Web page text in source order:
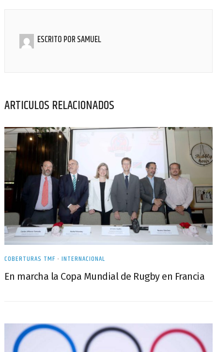
ESCRITO PORSAMUEL
ARTICULOS RELACIONADOS
COBERTURAS TMF • INTERNACIONAL
En marcha la Copa Mundial de Rugby en Francia